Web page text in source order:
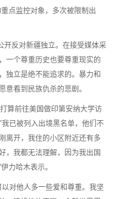
点监控对象，多次被限制出
开反对新疆独立。在接受媒体采
一个尊重历史也要尊重现实的
独立是绝不能追求的。暴力和
意看到民族仇杀的悲剧。
算前往美国做印第安纳大学访
已被列入出境黑名单，他们不
离开，我住的小区附近还有多
，我都无法理解，因为我出国
力哈木表示。
对他人多一些爱和尊重。我坚